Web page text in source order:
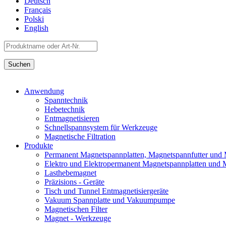
Français
Polski
English
Anwendung
Spanntechnik
Hebetechnik
Entmagnetisieren
Schnellspannsystem für Werkzeuge
Magnetische Filtration
Produkte
Permanent Magnetspannplatten, Magnetspannfutter und
Elektro und Elektropermanent Magnetspannplatten und
Lasthebemagnet
Präzisions - Geräte
Tisch und Tunnel Entmagnetisiergeräte
Vakuum Spannplatte und Vakuumpumpe
Magnetischen Filter
Magnet - Werkzeuge